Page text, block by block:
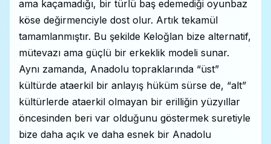
ama kaçamadığı, bir türlü baş edemediği oyunbaz
köse değirmenciyle dost olur. Artık tekamül
tamamlanmıştır. Bu şekilde Keloğlan bize alternatif,
mütevazı ama güçlü bir erkeklik modeli sunar.
Aynı zamanda, Anadolu topraklarında “üst”
kültürde ataerkil bir anlayış hüküm sürse de, “alt”
kültürlerde ataerkil olmayan bir erilliğin yüzyıllar
öncesinden beri var olduğunu göstermek suretiyle
bize daha açık ve daha esnek bir Anadolu